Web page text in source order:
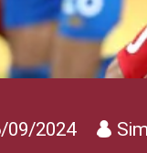
09/2024